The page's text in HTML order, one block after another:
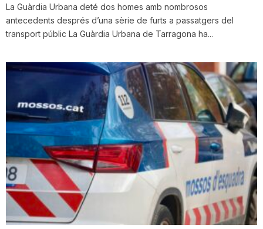
La Guàrdia Urbana deté dos homes amb nombrosos
antecedents després d’una sèrie de furts a passatgers del
transport públic La Guàrdia Urbana de Tarragona ha...